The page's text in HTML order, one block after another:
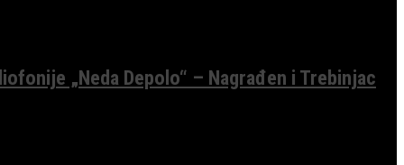
„Neda Depolo“ – Nagrađen i Trebinjac